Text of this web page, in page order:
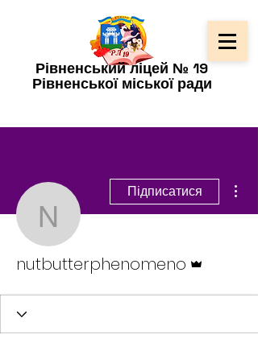
Рівненський ліцей № 19
Рівненської міської ради
Підписатися
nutbutterphenomeno